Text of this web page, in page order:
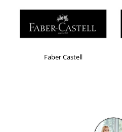
Faber Castell